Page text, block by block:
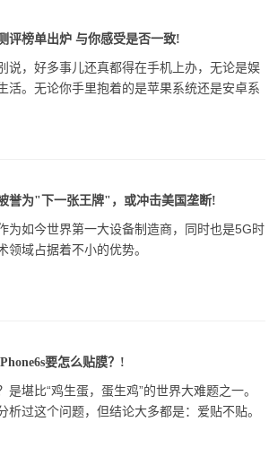
评榜单出炉 与你感受是否一致!
说，好多事儿还真都得在手机上办，无论是娱
活。无论你手里抱着的是苹果系统还是安卓系
誉为"下一张王牌"，或冲击美国垄断!
为如今世界第一大设备制造商，同时也是5G时
领域占据着不小的优势。
要怎么贴膜？!
堪比“鸡生蛋，蛋生鸡”的世界大难题之一。
析过这个问题，但结论大多都是：爱贴不贴。